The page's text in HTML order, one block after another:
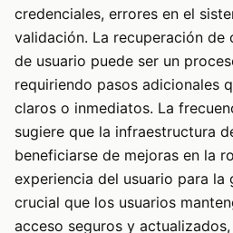
credenciales, errores en el
validación. La recuperación de
de usuario puede ser un
requiriendo pasos adicionales
claros o inmediatos. La
sugiere que la infraestructura
beneficiarse de mejoras en la
experiencia del usuario para la
crucial que los usuarios
acceso seguros y